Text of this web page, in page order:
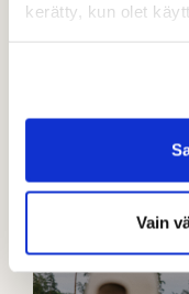
kerätty, kun olet
Vain
TuplaYsi